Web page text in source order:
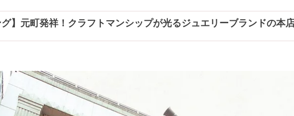
グ】元町発祥！クラフトマンシップが光るジュエリーブランドの本